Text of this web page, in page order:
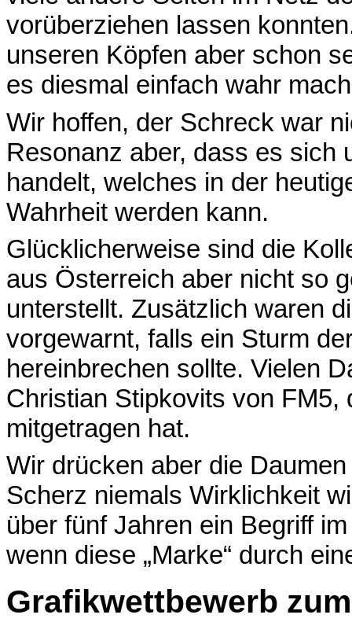
vorüberziehen lassen
unseren Köpfen aber schon
es diesmal einfach wahr
Wir hoffen, der Schreck war
Resonanz aber, dass es sich
handelt, welches in der
Wahrheit werden kann.
Glücklicherweise sind die
aus Österreich aber nicht so
unterstellt. Zusätzlich waren
vorgewarnt, falls ein Sturm
hereinbrechen sollte. Vielen
Christian Stipkovits von
mitgetragen hat.
Wir drücken aber die
Scherz niemals Wirklichkeit
über fünf Jahren ein Begriff
wenn diese „Marke“ durch
Grafikwettbewerb